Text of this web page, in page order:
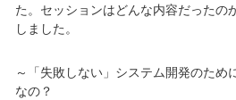
た。セッションはどんな内容だったの
しました。
～「失敗しない」システム開発のた
なの？